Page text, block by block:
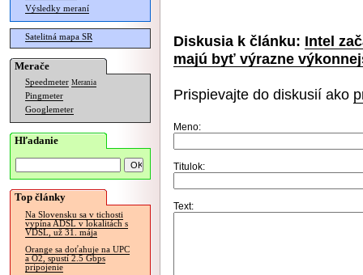
Výsledky meraní
Satelitná mapa SR
Merače
Speedmeter Merania
Pingmeter
Googlemeter
Hľadanie
Top články
Na Slovensku sa v tichosti
vypína ADSL v lokalitách s
VDSL, už 31. mája
Orange sa doťahuje na UPC
a O2, spustí 2.5 Gbps
pripojenie
Diskusia k článku: Intel
majú byť výrazne
Prispievajte do diskusií ako
Meno:
Titulok:
Text: